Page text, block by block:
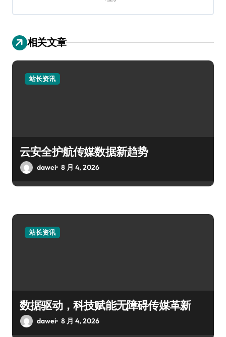
相关文章
站长资讯
云安全护航传媒数据新趋势
dawei 8 月 4, 2026
站长资讯
数据驱动，科技赋能无障碍传媒革新
dawei 8 月 4, 2026